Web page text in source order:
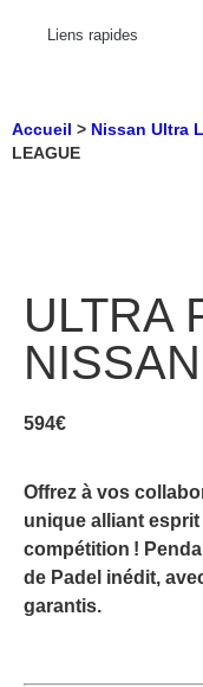
Liens rapides
Accueil > Nissan Ultra
LEAGUE
ULTRA
594€
Offrez à vos
unique alliant
compétition !
de Padel inédit,
garantis.